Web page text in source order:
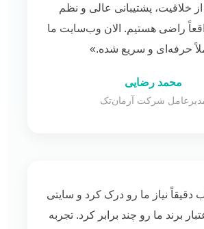
از خلاقیت، پشتیبانی عالی و نظم
راضی هستیم. الان وب‌سایت ما
حرفه‌ای و سریع شده.»
محمد رضایی
شرکت آرمان‌تک
دقیقاً نیاز ما رو درک کرد و سایتی
برند ما رو چند برابر کرد. تجربه